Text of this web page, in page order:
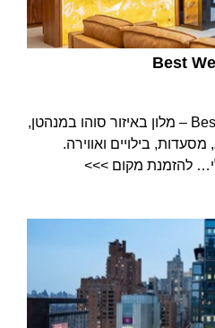
Best
Best Western Plus Soho Hotel – מלון באיזור סוהו במנהטן,
בילויים ואווירה.
להזמנת מקום >>>